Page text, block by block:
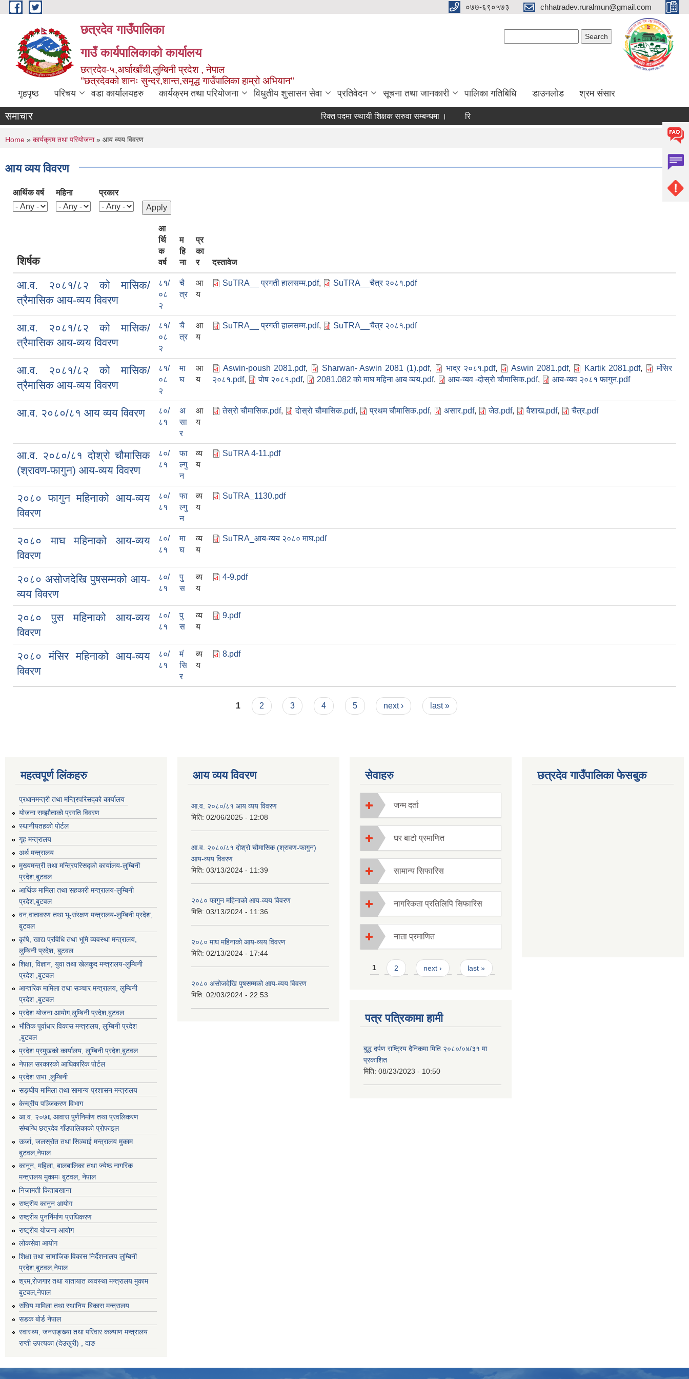
Skip to main content ०७७-६९०५७३ chhatradev.ruralmun@gmail.com
छत्रदेव गाउँपालिका
गाउँ कार्यपालिकाको कार्यालय
छत्रदेव-५,अर्घाखाँची,लुम्बिनी प्रदेश , नेपाल
"छत्रदेवको शानः सुन्दर,शान्त,समृद्ध गाउँपालिका हाम्रो अभियान"
गृहपृष्ठ परिचय वडा कार्यालयहरु कार्यक्रम तथा परियोजना विधुतीय शुसासन सेवा प्रतिवेदन सूचना तथा जानकारी पालिका गतिबिधि डाउनलोड श्रम संसार
समाचार रिक्त पदमा स्थायी शिक्षक सरुवा सम्बन्धमा । रिक्त पदमा स्थायी शिक्षक सरुवा सम्बन्धमा ।
You are here
Home » कार्यक्रम तथा परियोजना» आय व्यय विवरण
आय व्यय विवरण
आर्थिक वर्ष महिना प्रकार
शिर्षक
आ
र्थि
क
वर्ष
म
हि
ना
प्र
का
र
दस्तावेज
आ.व. २०८१/८२ को मासिक/
त्रैमासिक आय-व्यय विवरण
८१/
०८
२
चै
त्र
आ
य
SuTRA__ प्रगती हालसम्म.pdf, SuTRA__चैत्र २०८१.pdf
आ.व. २०८१/८२ को मासिक/
त्रैमासिक आय-व्यय विवरण
८१/
०८
२
चै
त्र
आ
य
SuTRA__ प्रगती हालसम्म.pdf, SuTRA__चैत्र २०८१.pdf
आ.व. २०८१/८२ को मासिक/
त्रैमासिक आय-व्यय विवरण
८१/
०८
२
मा
घ
आ
य
Aswin-poush 2081.pdf, Sharwan- Aswin 2081 (1).pdf, भाद्र २०८१.pdf, Aswin 2081.pdf, Kartik 2081.pdf,
मंसिर
२०८१.pdf, पोष २०८१.pdf, 2081.082 को माघ महिना आय व्यय.pdf, आय-व्यव -दोस्रो चौमासिक.pdf, आय-व्यव २०८१ फागुन.pdf
आ.व. २०८०/८१ आय व्यय विवरण
८०/
८१
अ
सा
र
आ
य
तेस्रो चौमासिक.pdf, दोस्रो चौमासिक.pdf, प्रथम चौमासिक.pdf, असार.pdf, जेठ.pdf, वैशाख.pdf, चैत्र.pdf
आ.व. २०८०/८१ दोश्रो चौमासिक
(श्रावण-फागुन) आय-व्यय विवरण
८०/
८१
फा
ल्गु
न
व्य
य
SuTRA 4-11.pdf
२०८० फागुन महिनाको आय-व्यय
विवरण
८०/
८१
फा
ल्गु
न
व्य
य
SuTRA_1130.pdf
२०८० माघ महिनाको आय-व्यय
विवरण
८०/
८१
मा
घ
व्य
य
SuTRA_आय-व्यय २०८० माघ.pdf
२०८० असोजदेखि पुषसम्मको आय-
व्यय विवरण
८०/
८१
पु
स
व्य
य
4-9.pdf
२०८० पुस महिनाको आय-व्यय
विवरण
८०/
८१
पु
स
व्य
य
9.pdf
२०८० मंसिर महिनाको आय-व्यय
विवरण
८०/
८१
मं
सि
र
व्य
य
8.pdf
1 2 3 4 5 next › last »
महत्वपूर्ण लिंकहरु
प्रधानमन्त्री तथा मन्त्रिपरिसद्को कार्यालय
योजना सम्झौताको प्रगति विवरण
स्थानीयतहको पोर्टल
गृह मन्त्रालय
अर्थ मन्त्रालय
मुख्यमन्त्री तथा मन्त्रिपरिसद्को कार्यालय-लुम्बिनी
प्रदेश,बुटवल
आर्थिक मामिला तथा सहकारी मन्त्रालय-लुम्बिनी
प्रदेश,बुटवल
वन,वातावरण तथा भू-संरक्षण मन्त्रालय-लुम्बिनी प्रदेश,
बुटवल
कृषि, खाद्य प्रविधि तथा भूमि व्यवस्था मन्त्रालय,
लुम्बिनी प्रदेश, बुटवल
शिक्षा, विज्ञान, युवा तथा खेलकुद मन्‍‍त्रालय-लुम्बिनी
प्रदेश ,बुटवल
आन्तरिक मामिला तथा सञ्चार मन्त्रालय, लुम्बिनी
प्रदेश ,बुटवल
प्रदेश योजना आयोग,लुम्बिनी प्रदेश,बुटवल
भौतिक पूर्वाधार विकास मन्त्रालय, लुम्बिनी प्रदेश
,बुटवल
प्रदेश प्रमुखको कार्यालय, लुम्बिनी प्रदेश,बुटवल
नेपाल सरकारको आधिकारिक पोर्टल
प्रदेश सभा ,लुम्बिनी
सङ्घीय मामिला तथा सामान्य प्रशासन मन्त्रालय
केन्द्रीय पञ्जिकरण विभाग
आ.व. २०७६ आवास पुर्णनिर्माण तथा प्रवलिकरण
संम्बन्धि छत्रदेव गाँउपालिकाको प्रोफाइल
ऊर्जा, जलस्रोत तथा सिञ्चाई मन्त्रालय मुकाम
बुटवल,नेपाल
कानून, महिला, बालबालिका तथा ज्येष्ठ नागरिक
मन्त्रालय मुकामः बुटवल, नेपाल
निजामती किताबखाना
राष्ट्रीय कानुन आयाेग
राष्ट्रीय पुनर्निर्माण प्राधिकरण
राष्ट्रीय योजना आयोग
लोकसेवा आयोग
शिक्षा तथा सामाजिक विकास निर्देशनालय लुम्बिनी
प्रदेश,बुटवल,नेपाल
श्रम,रोजगार तथा यातायात व्यवस्था मन्त्रालय मुकाम
बुटवल,नेपाल
संघिय मामिला तथा स्थानिय बिकास मन्त्रालय
सडक बोर्ड नेपाल
स्वास्थ्य, जनसङ्ख्या तथा परिवार कल्याण मन्त्रालय
राप्ती उपत्यका (देउखुरी) , दाङ
आय व्यय विवरण
आ.व. २०८०/८१ आय व्यय विवरण
मिति: 02/06/2025 - 12:08
आ.व. २०८०/८१ दोश्रो चौमासिक (श्रावण-फागुन)
आय-व्यय विवरण
मिति: 03/13/2024 - 11:39
२०८० फागुन महिनाको आय-व्यय विवरण
मिति: 03/13/2024 - 11:36
२०८० माघ महिनाको आय-व्यय विवरण
मिति: 02/13/2024 - 17:44
२०८० असोजदेखि पुषसम्मको आय-व्यय विवरण
मिति: 02/03/2024 - 22:53
सेवाहरु
जन्म दर्ता
घर बाटो प्रमाणित
सामान्य सिफारिस
नागरिकता प्रतिलिपि सिफारिस
नाता प्रमाणित
Pages
1 2 next › last »
पत्र पत्रिकामा हामी
बुद्ध दर्पण राष्ट्रिय दैनिकमा मिति २०८०/०४/३१ मा
प्रकाशित
मिति: 08/23/2023 - 10:50
छत्रदेव गाउँपालिका फेसबुक